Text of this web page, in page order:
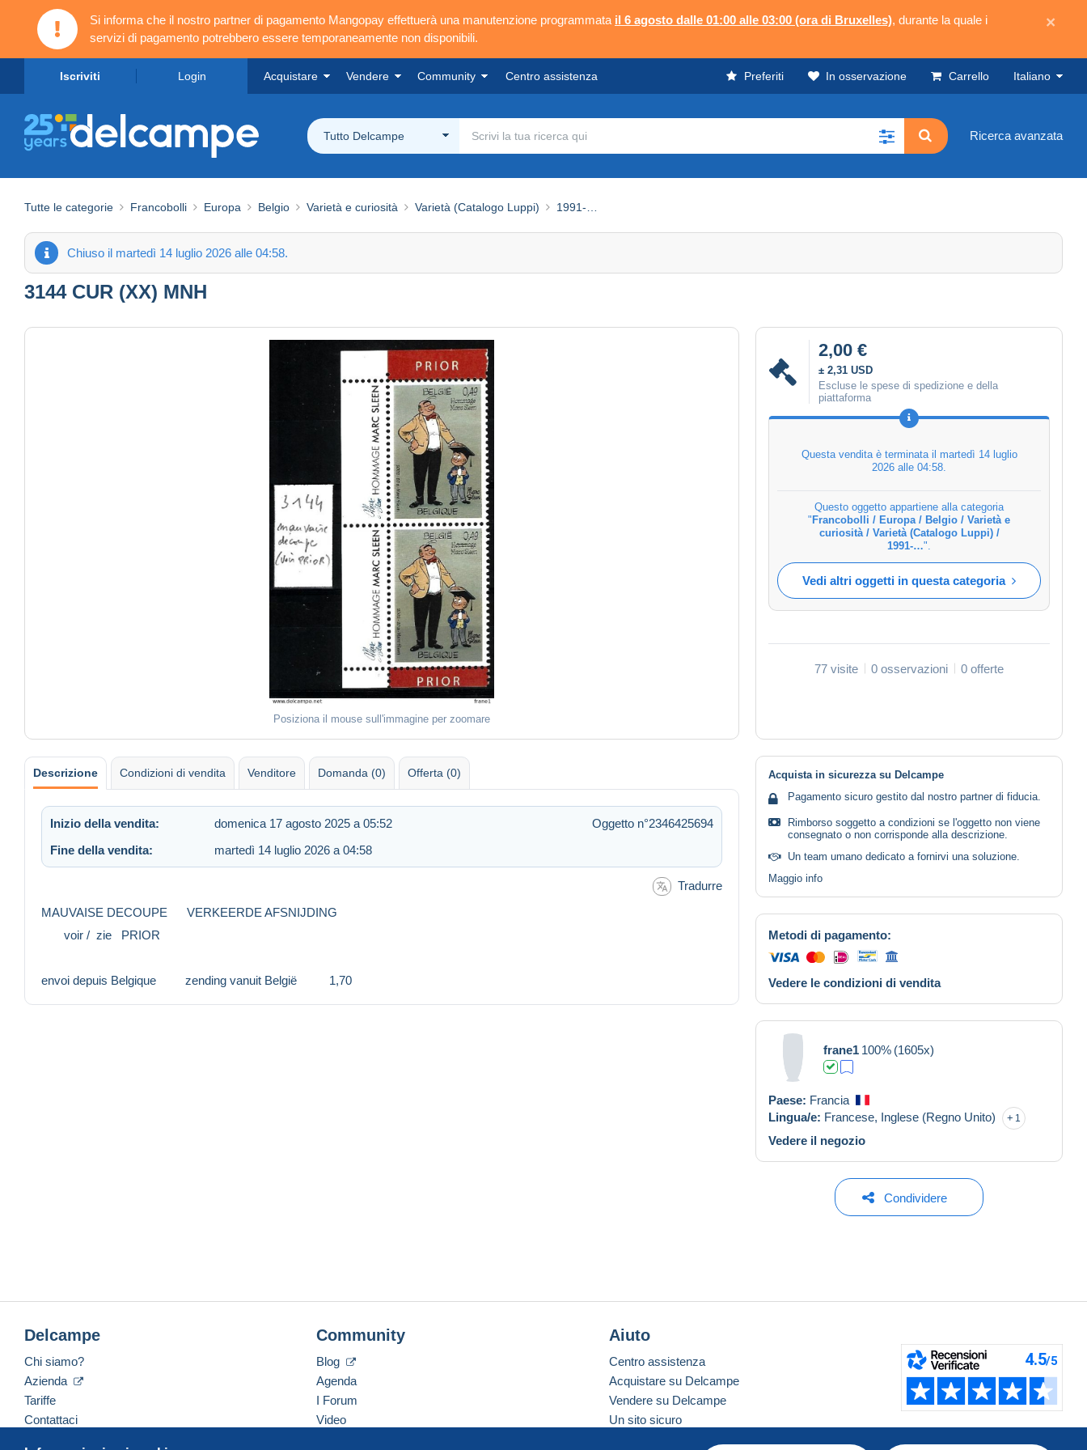
Si informa che il nostro partner di pagamento Mangopay effettuerà una manutenzione programmata il 6 agosto dalle 01:00 alle 03:00 (ora di Bruxelles), durante la quale i
servizi di pagamento potrebbero essere temporaneamente non disponibili.
×
Iscriviti Login Acquistare Vendere Community Centro assistenza Preferiti In osservazione Carrello Italiano
Tutto Delcampe Ricerca avanzata
Tutte le categorie Francobolli Europa Belgio Varietà e curiosità Varietà (Catalogo Luppi) 1991-…
Chiuso il martedì 14 luglio 2026 alle 04:58.
3144 CUR (XX) MNH
Posiziona il mouse sull'immagine per zoomare
2,00 €
± 2,31 USD
Escluse le spese di spedizione e della
piattaforma
Questa vendita è terminata il martedì 14 luglio
2026 alle 04:58
Questo oggetto appartiene alla categoria
" Francobolli / Europa / Belgio / Varietà e
curiosità / Varietà (Catalogo Luppi) /
1991-…".
Vedi altri oggetti in questa categoria
77 visite 0 osservazioni 0 offerte
Descrizione Condizioni di vendita Venditore Domanda (0) Offerta (0)
Inizio della vendita: domenica 17 agosto 2025 a 05:52
Oggetto n°2346425694
Fine della vendita:
martedì 14 luglio 2026 a 04:58
Tradurre
MAUVAISE DECOUPE VERKEERDE AFSNIJDING
voir / zie PRIOR
envoi depuis Belgique zending vanuit België 1,70
Acquista in sicurezza su Delcampe
Pagamento sicuro gestito dal nostro partner di fiducia.
Rimborso soggetto a condizioni se l'oggetto non viene
consegnato o non corrisponde alla descrizione.
Un team umano dedicato a fornirvi una soluzione.
Maggio info
Metodi di pagamento:
Vedere le condizioni di vendita
frane1 100% (1605x)
Paese: Francia
Lingua/e: Francese, Inglese (Regno Unito) 1
Vedere il negozio
Condividere
Delcampe
Chi siamo?
Azienda
Tariffe
Contattaci
Community
Blog
Agenda
I Forum
Video
Aiuto
Centro assistenza
Acquistare su Delcampe
Vendere su Delcampe
Un sito sicuro